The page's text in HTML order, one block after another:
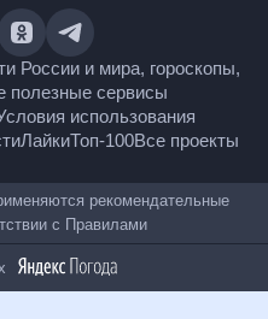
России и мира,
полезные сервисы
Условия использования
ЛайкиТоп-100
применяются
в соответствии сПравилами